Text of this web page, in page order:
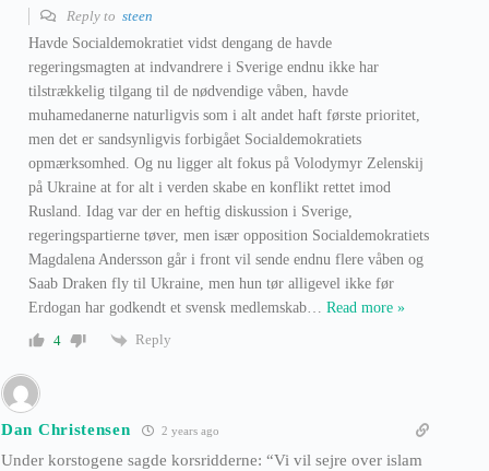
Reply to steen
Havde Socialdemokratiet vidst dengang de havde
regeringsmagten at indvandrere i Sverige endnu ikke har
tilstrækkelig tilgang til de nødvendige våben, havde
muhamedanerne naturligvis som i alt andet haft første prioritet,
men det er sandsynligvis forbigået Socialdemokratiets
opmærksomhed. Og nu ligger alt fokus på Volodymyr Zelenskij
på Ukraine at for alt i verden skabe en konflikt rettet imod
Rusland. Idag var der en heftig diskussion i Sverige,
regeringspartierne tøver, men især opposition Socialdemokratiets
Magdalena Andersson går i front vil sende endnu flere våben og
Saab Draken fly til Ukraine, men hun tør alligevel ikke før
Erdogan har godkendt et svensk medlemskab… Read more »
4
Reply
Dan Christensen 2 years ago
Under korstogene sagde korsridderne: “Vi vil sejre over islam